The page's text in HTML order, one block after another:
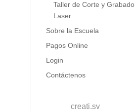
Taller de Corte y Grabado
Laser
Sobre la Escuela
Pagos Online
Login
Contáctenos
creati.sv